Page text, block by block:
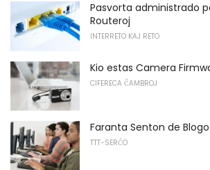
Pasvorta administrado
Routeroj
INTERRETO KAJ RETO
Kio estas Camera
CIFERECA ĈAMBROJ
Faranta Senton de
TTT-SERĈO